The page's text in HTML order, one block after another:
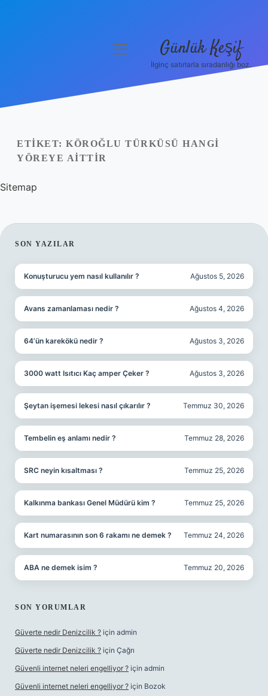
Yasal Uyarı
menüyü
Günlük Keşif
İlginç satırlarla sıradanlığı boz.
ETIKET: KÖROĞLU TÜRKÜSÜ HANGI
YÖREYE AITTIR
Sitemap
SIDEBAR
SON YAZILAR
Konuşturucu yem nasıl kullanılır ? Ağustos 5, 2026
Avans zamanlaması nedir ? Ağustos 4, 2026
64’ün karekökü nedir ? Ağustos 3, 2026
3000 watt Isıtıcı Kaç amper Çeker ? Ağustos 3, 2026
Şeytan işemesi lekesi nasıl çıkarılır ? Temmuz 30, 2026
Tembelin eş anlamı nedir ? Temmuz 28, 2026
SRC neyin kısaltması ? Temmuz 25, 2026
Kalkınma bankası Genel Müdürü kim ? Temmuz 25, 2026
Kart numarasının son 6 rakamı ne demek ? Temmuz 24, 2026
ABA ne demek isim ? Temmuz 20, 2026
SON YORUMLAR
Güverte nedir Denizcilik ? için admin
Güverte nedir Denizcilik ? için Çağrı
Güvenli internet neleri engelliyor ? için admin
Güvenli internet neleri engelliyor ? için Bozok